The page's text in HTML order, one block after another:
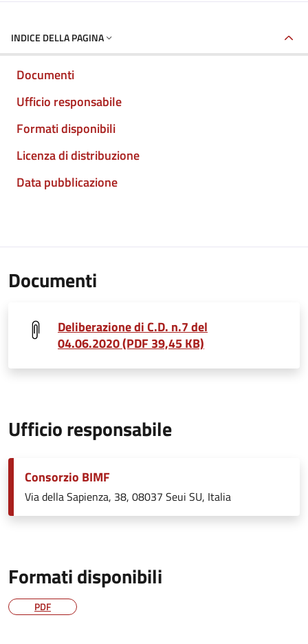
INDICE DELLA PAGINA
Documenti
Ufficio responsabile
Formati disponibili
Licenza di distribuzione
Data pubblicazione
Documenti
Deliberazione di C.D. n.7 del
04.06.2020 (PDF 39,45 KB)
Ufficio responsabile
Consorzio BIMF
Via della Sapienza, 38, 08037 Seui SU, Italia
Formati disponibili
PDF